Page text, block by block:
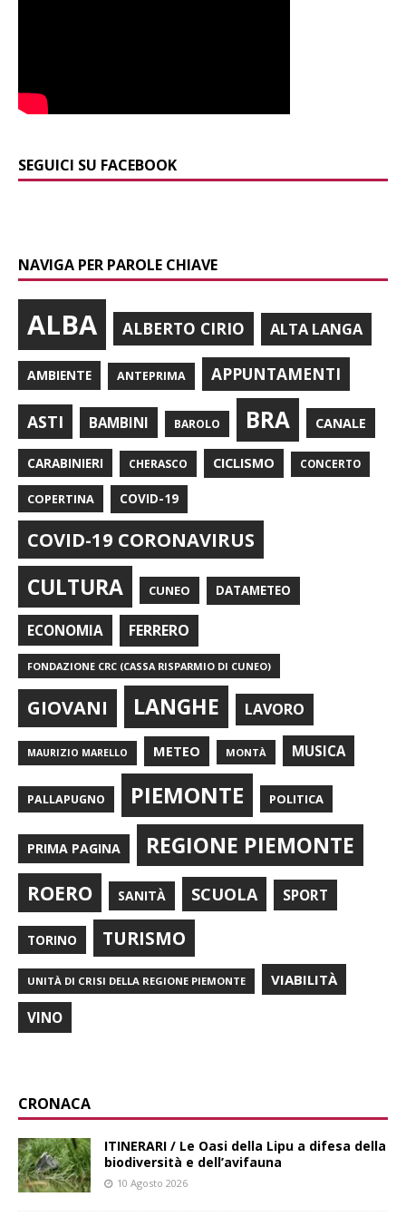
SEGUICI SU FACEBOOK
NAVIGA PER PAROLE CHIAVE
ALBA ALBERTO CIRIO ALTA LANGA
AMBIENTE ANTEPRIMA APPUNTAMENTI
ASTI BAMBINI BAROLO BRA CANALE
CARABINIERI CHERASCO CICLISMO CONCERTO
COPERTINA COVID-19
COVID-19 CORONAVIRUS
CULTURA CUNEO DATAMETEO
ECONOMIA FERRERO
FONDAZIONE CRC (CASSA RISPARMIO DI CUNEO)
GIOVANI LANGHE LAVORO
MAURIZIO MARELLO METEO MONTÀ MUSICA
PALLAPUGNO PIEMONTE POLITICA
PRIMA PAGINA REGIONE PIEMONTE
ROERO SANITÀ SCUOLA SPORT
TORINO TURISMO
UNITÀ DI CRISI DELLA REGIONE PIEMONTE VIABILITÀ
VINO
CRONACA
ITINERARI / Le Oasi della Lipu a difesa della
biodiversità e dell’avifauna
10 Agosto 2026